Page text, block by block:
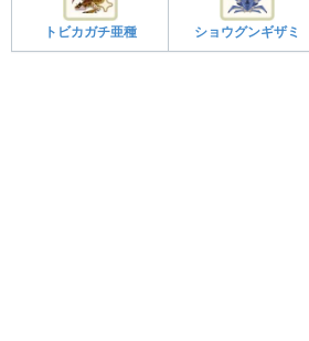
トビカガチ亜種 ショウグンギザミ